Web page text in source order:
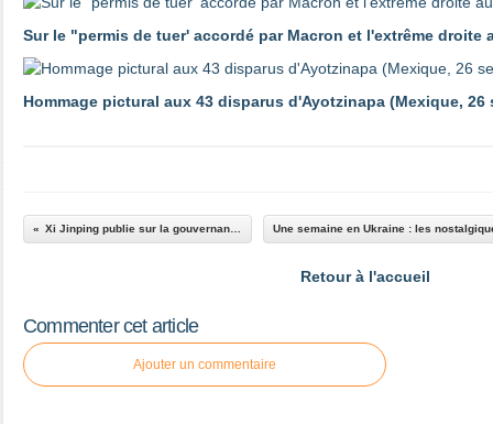
Sur le "permis de tuer' accordé par Macron et l'extrême droite
Hommage pictural aux 43 disparus d'Ayotzinapa (Mexique, 26
Retour à l'accueil
Commenter cet article
Ajouter un commentaire